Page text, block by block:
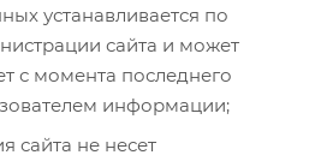
устанавливается по
сайта и может
с момента последнего
информации;
сайта не несет